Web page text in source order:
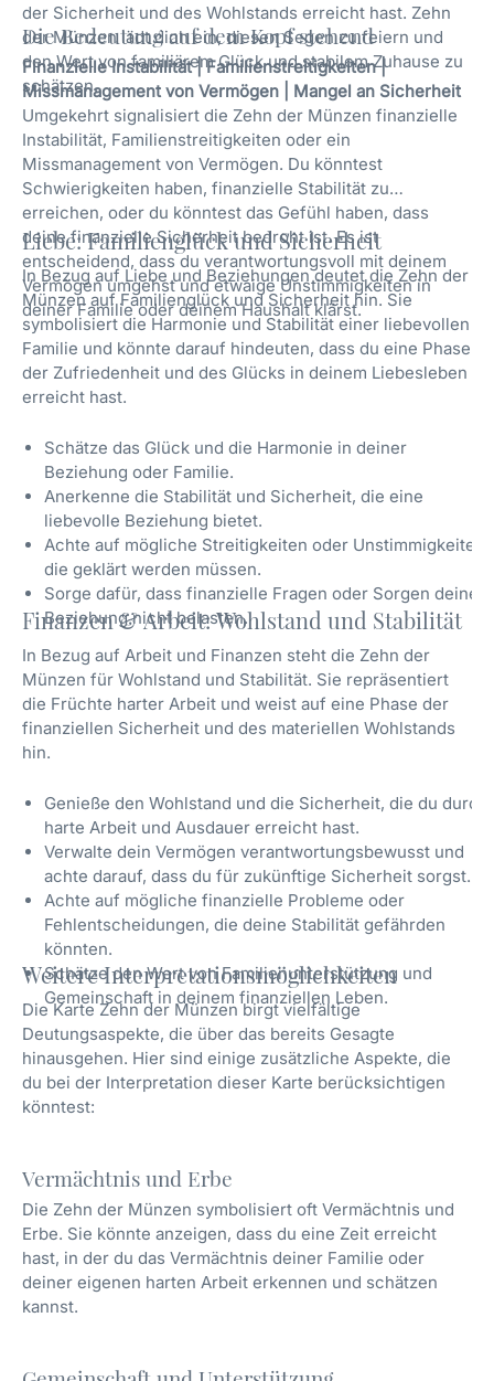
der Sicherheit und des Wohlstands erreicht hast. Zehn
der Münzen lädt dich ein, diesen Segen zu feiern und
den Wert von familiärem Glück und stabilem Zuhause zu
schätzen.
Die Bedeutung auf dem Kopf stehend
Finanzielle Instabilität | Familienstreitigkeiten |
Missmanagement von Vermögen | Mangel an Sicherheit
Umgekehrt signalisiert die Zehn der Münzen finanzielle
Instabilität, Familienstreitigkeiten oder ein
Missmanagement von Vermögen. Du könntest
Schwierigkeiten haben, finanzielle Stabilität zu
erreichen, oder du könntest das Gefühl haben, dass
deine finanzielle Sicherheit bedroht ist. Es ist
entscheidend, dass du verantwortungsvoll mit deinem
Vermögen umgehst und etwaige Unstimmigkeiten in
deiner Familie oder deinem Haushalt klärst.
Liebe: Familienglück und Sicherheit
In Bezug auf Liebe und Beziehungen deutet die Zehn der
Münzen auf Familienglück und Sicherheit hin. Sie
symbolisiert die Harmonie und Stabilität einer liebevollen
Familie und könnte darauf hindeuten, dass du eine Phase
der Zufriedenheit und des Glücks in deinem Liebesleben
erreicht hast.
Schätze das Glück und die Harmonie in deiner
Beziehung oder Familie.
Anerkenne die Stabilität und Sicherheit, die eine
liebevolle Beziehung bietet.
Achte auf mögliche Streitigkeiten oder Unstimmigkeiten,
die geklärt werden müssen.
Sorge dafür, dass finanzielle Fragen oder Sorgen deine
Beziehung nicht belasten.
Finanzen & Arbeit: Wohlstand und Stabilität
In Bezug auf Arbeit und Finanzen steht die Zehn der
Münzen für Wohlstand und Stabilität. Sie repräsentiert
die Früchte harter Arbeit und weist auf eine Phase der
finanziellen Sicherheit und des materiellen Wohlstands
hin.
Genieße den Wohlstand und die Sicherheit, die du durch
harte Arbeit und Ausdauer erreicht hast.
Verwalte dein Vermögen verantwortungsbewusst und
achte darauf, dass du für zukünftige Sicherheit sorgst.
Achte auf mögliche finanzielle Probleme oder
Fehlentscheidungen, die deine Stabilität gefährden
könnten.
Schätze den Wert von Familienunterstützung und
Gemeinschaft in deinem finanziellen Leben.
Weitere Interpretationsmöglichkeiten
Die Karte Zehn der Münzen birgt vielfältige
Deutungsaspekte, die über das bereits Gesagte
hinausgehen. Hier sind einige zusätzliche Aspekte, die
du bei der Interpretation dieser Karte berücksichtigen
könntest:
Vermächtnis und Erbe
Die Zehn der Münzen symbolisiert oft Vermächtnis und
Erbe. Sie könnte anzeigen, dass du eine Zeit erreicht
hast, in der du das Vermächtnis deiner Familie oder
deiner eigenen harten Arbeit erkennen und schätzen
kannst.